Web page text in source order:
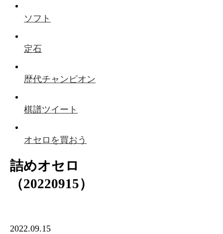
ソフト
定石
歴代チャンピオン
棋譜ツイート
オセロを買おう
詰めオセロ
（20220915）
2022.09.15